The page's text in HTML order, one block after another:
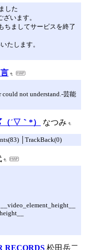
した
います。
ちましてサービスを終了
たします。
could not understand.-芸能
´▽｀*） なつみ
│TrackBack(0)
RECORDS 松田岳二